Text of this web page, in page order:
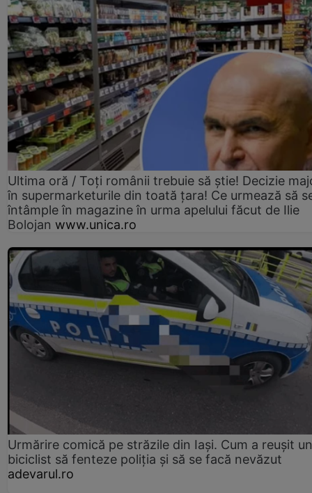
Ultima oră / Toți românii trebuie să știe! Decizie
în supermarketurile din toată țara! Ce urmează să
întâmple în magazine în urma apelului făcut de Ilie
Bolojan www.unica.ro
Urmărire comică pe străzile din Iași. Cum a reușit un
biciclist să fenteze poliția și să se facă nevăzut
adevarul.ro